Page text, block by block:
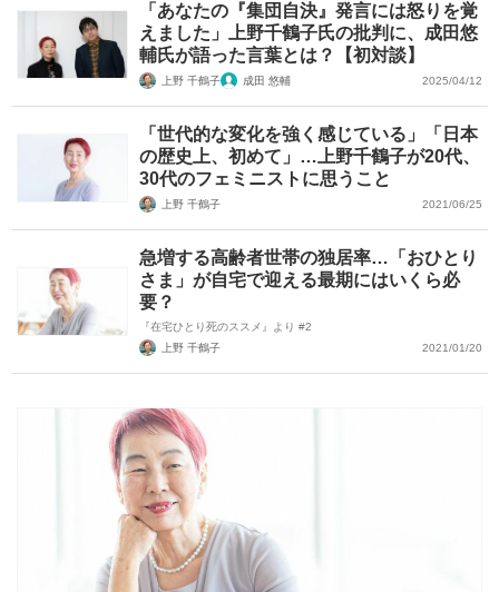
「あなたの『集団自決』発言には怒りを覚
えました」上野千鶴子氏の批判に、成田悠
輔氏が語った言葉とは？【初対談】
上野 千鶴子 成田 悠輔 2025/04/12
「世代的な変化を強く感じている」「日本
の歴史上、初めて」…上野千鶴子が20代、
30代のフェミニストに思うこと
上野 千鶴子 2021/06/25
急増する高齢者世帯の独居率…「おひとり
さま」が自宅で迎える最期にはいくら必
要？
『在宅ひとり死のススメ』より #2
上野 千鶴子
2021/01/20